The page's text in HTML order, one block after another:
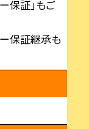
保証」もご
保証継承も